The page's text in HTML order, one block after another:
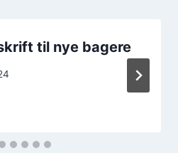
til nye bagere